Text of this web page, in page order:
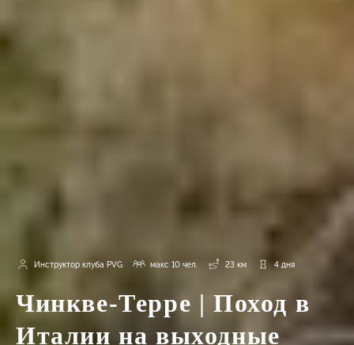
Инструктор клуба PVG макс 10 чел. 23 км 4 дня
Чинкве-Терре | Поход в
Италии на выходные